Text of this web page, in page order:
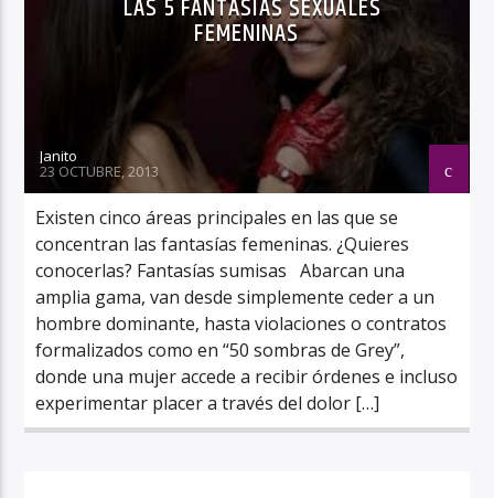
LAS 5 FANTASÍAS SEXUALES
FEMENINAS
Janito
23 OCTUBRE, 2013
Existen cinco áreas principales en las que se
concentran las fantasías femeninas. ¿Quieres
conocerlas? Fantasías sumisas Abarcan una
amplia gama, van desde simplemente ceder a un
hombre dominante, hasta violaciones o contratos
formalizados como en “50 sombras de Grey”,
donde una mujer accede a recibir órdenes e incluso
experimentar placer a través del dolor […]